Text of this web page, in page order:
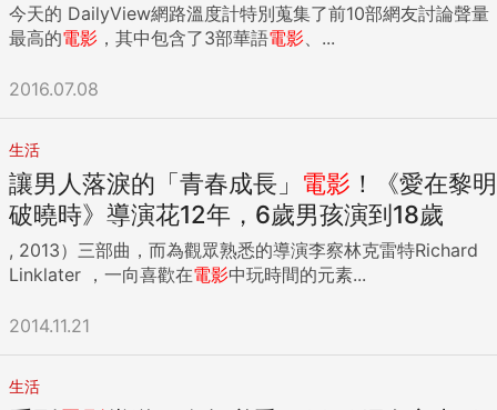
今天的 DailyView網路溫度計特別蒐集了前10部網友討論聲量
最高的電影 ，其中包含了3部華語電影 、...
2016.07.08
生活
讓男人落淚的「青春成長」 電影 ！《愛在黎明
破曉時》導演花12年，6歲男孩演到18歲
, 2013）三部曲，而為觀眾熟悉的導演李察林克雷特Richard
Linklater ，一向喜歡在電影中玩時間的元素...
2014.11.21
生活